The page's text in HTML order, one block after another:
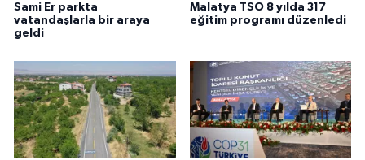
Sami Er parkta
vatandaşlarla bir araya
geldi
Malatya TSO 8 yılda 317
eğitim programı düzenledi